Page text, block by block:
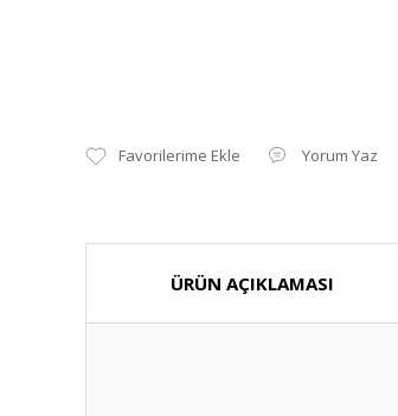
Yorum Yaz
ÜRÜN AÇIKLAMASI